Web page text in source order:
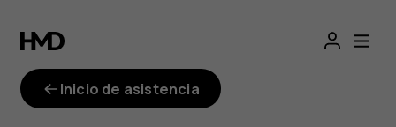
¿Cómo
cambio
Inicio de asistencia